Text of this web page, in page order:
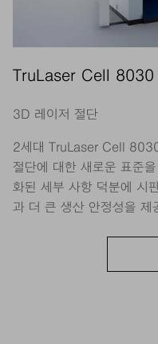
TruLaser Cell 8030
3D 레이저 절단
2세대 TruLaser Cell
절단에 대한 새로운 표준
화된 세부 사항 덕분에 시
과 더 큰 생산 안정성을 제